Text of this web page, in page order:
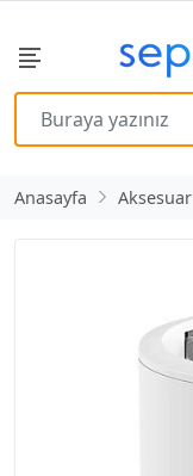
Anasayfa Aksesuar